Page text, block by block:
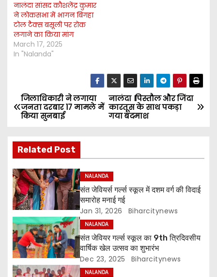
नालंदा सांसद कौशलेंद्र कुमार
ने लोकसभा में भागन बिगहा
टोल टैक्स बसूली पर रोक
लगाने का किया मांग
March 17, 2025
In "Nalanda"
P
o
s
t
n
a
v
i
g
नालंदा ।पिस्तौल और जिंदा
कारतूस के साथ पकड़ा
गया बदमाश
जिलाधिकारी ने लगाया
जनता दरबार 17 मामले में
किया सुनबाई
Related Post
NALANDA
संत जेवियर्स गर्ल्स स्कूल में दशम वर्ग की विदाई
समारोह मनाई गई
Jan 31, 2026 Biharcitynews
NALANDA
संत जेवियर गर्ल्स स्कूल का 9th त्रिदिवसीय
वार्षिक खेल उत्सव का शुभारंभ
Dec 23, 2025 Biharcitynews
NALANDA